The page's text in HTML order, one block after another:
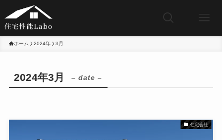
ホーム 2024年 3月
2024年3月 – date –
住宅会社